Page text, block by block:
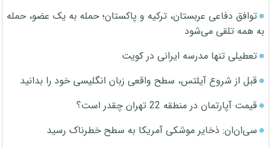
توافق دفاعی عربستان، ترکیه و پاکستان؛ حمله به یک عضو، حمله
به همه تلقی می‌شود
تعطیلی تنها مدرسه ایرانی در کویت
قبل از شروع آیلتس، سطح واقعی زبان انگلیسی خود را بدانید
قیمت آپارتمان در منطقه 22 تهران چقدر است؟
سی‌ان‌ان: ذخایر موشکی آمریکا به سطح خطرناک رسید